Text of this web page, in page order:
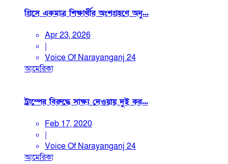
গ্রিসে একমাত্র শিক্ষার্থীর অংশগ্রহণে অনু...
Apr 23, 2026
|
Voice Of Narayanganj 24
আমেরিকা
ট্রাম্পের বিরুদ্ধে সাক্ষ্য দেওয়ায় দুই কর...
Feb 17, 2020
|
Voice Of Narayanganj 24
আমেরিকা